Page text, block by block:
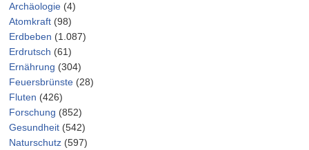
Archäologie (4)
Atomkraft (98)
Erdbeben (1.087)
Erdrutsch (61)
Ernährung (304)
Feuersbrünste (28)
Fluten (426)
Forschung (852)
Gesundheit (542)
Naturschutz (597)